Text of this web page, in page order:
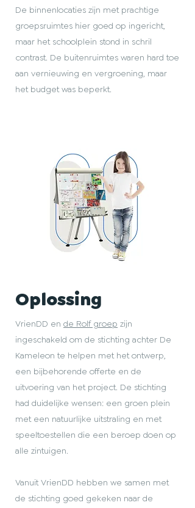
De binnenlocaties zijn met prachtige
groepsruimtes hier goed op ingericht,
maar het schoolplein stond in schril
contrast. De buitenruimtes waren hard toe
aan vernieuwing en vergroening, maar
het budget was beperkt.
Oplossing
VrienDD en de Rolf groep zijn
ingeschakeld om de stichting achter De
Kameleon te helpen met het ontwerp,
een bijbehorende offerte en de
uitvoering van het project. De stichting
had duidelijke wensen: een groen plein
met een natuurlijke uitstraling en met
speeltoestellen die een beroep doen op
alle zintuigen.
Vanuit VrienDD hebben we samen met
de stichting goed gekeken naar de